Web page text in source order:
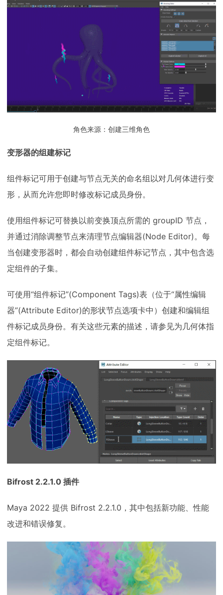
角色来源：创建三维角色
变形器的组建标记
组件标记可用于创建与节点无关的命名组以对几何体进行变
形，从而允许您即时修改标记成员身份。
使用组件标记可替换以前变换顶点所需的 groupID 节点，
并通过消除调整节点来清理节点编辑器(Node Editor)。每
当创建变形器时，都会自动创建组件标记节点，其中包含选
定组件的子集。
可使用“组件标记”(Component Tags)表（位于“属性编辑
器”(Attribute Editor)的形状节点选项卡中）创建和编辑组
件标记成员身份。有关这些元素的描述，请参见为几何体指
定组件标记。
Bifrost 2.2.1.0 插件
Maya 2022 提供 Bifrost 2.2.1.0，其中包括新功能、性能
改进和错误修复。